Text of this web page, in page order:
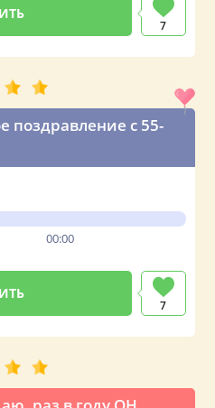
7
поздравление с 55-
00:00
7